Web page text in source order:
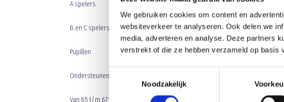
We gebruiken cookies om content en
websiteverkeer te analyseren. Ook delen we
media, adverteren en analyse. Deze partners
verstrekt of die ze hebben verzameld op basis
Toestemmingsselectie
Noodzakelijk
A spelers125 euro
B en C spelers119 euro
Pupillen114 euro
Ondersteunende leden
Van 65 t/m 67 jaar 28 euro